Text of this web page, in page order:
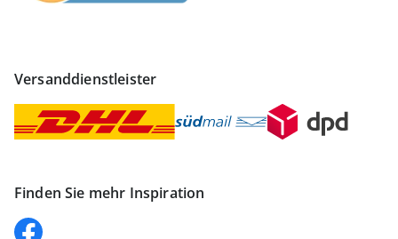
Versanddienstleister
Finden Sie mehr Inspiration